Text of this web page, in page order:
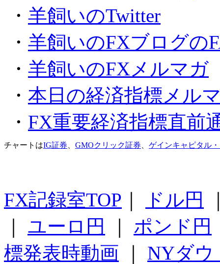
・ 羊飼いのTwitter
・ 羊飼いのFXブログの
・ 羊飼いのFXメルマガ
・ 本日の経済指標メル
・ FX重要経済指標直前
チャートはIG証券 GMOクリック証券 ゲインキャピタル
FX記録室TOP ドル円
ユーロ円 ポンド円
標発表時動画
NYダウ